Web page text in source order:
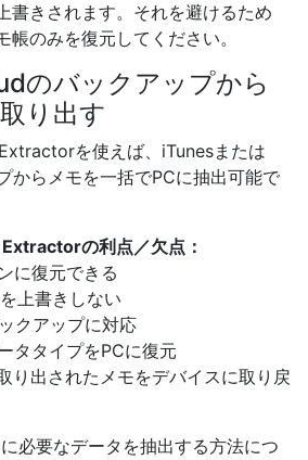
書きされます。それを避けるため
帳のみを復元してください。
のバックアップから
り出す
を使えば、iTunesまたは
からメモを一括でPCに抽出可能で
の利点／欠点：
に復元できる
上書きしない
クアップに対応
タタイプをPCに復元
り出されたメモをデバイスに取り戻
必要なデータを抽出する方法につ